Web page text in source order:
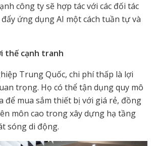
công ty sẽ hợp tác với các đối tác
ứng dụng AI một cách tuần tự và
thế cạnh tranh
Trung Quốc, chi phí thấp là lợi
trọng. Họ có thể tận dụng quy mô
mua sắm thiết bị với giá rẻ, đồng
môn cao trong xây dựng hạ tầng
sóng di động.